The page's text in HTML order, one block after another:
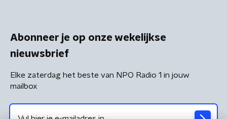
Abonneer je op onze wekelijkse
nieuwsbrief
Elke zaterdag het beste van NPO Radio 1 in jouw
mailbox